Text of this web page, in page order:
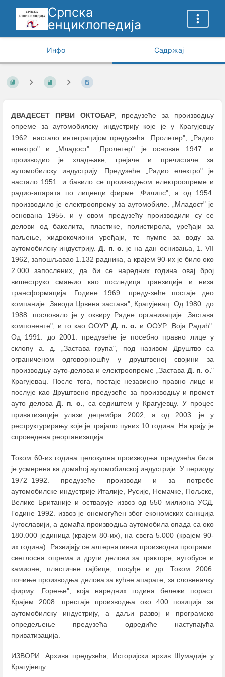
Српска
енциклопедија
Инфо Садржај
ДВАДЕСЕТ ПРВИ ОКТОБАР, предузеће за производњу
опреме за аутомобилску индустрију које је у Крагујевцу
1962. настало интеграцијом предузећа „Пролетер", „Радио
електро" и „Младост". „Пролетер" је основан 1947. и
производио је хладњаке, грејаче и пречистаче за
аутомобилску индустрију. Предузеће „Радио електро" је
настало 1951. и бавило се производњом електроопреме и
радио-апарата по лиценци фирме „Филипс", а од 1954.
производило је електроопрему за аутомобиле. „Младост" је
основана 1955. и у овом предузећу производили су се
делови од бакелита, пластике, полистирола, уређаји за
паљење, хидрокочиони уређаји, те пумпе за воду за
аутомобилску индустрију.Д. п. о. је на дан оснивања, 1. VII
1962, запошљавао 1.132 радника, а крајем 90-их је било око
2.000 запослених, да би се наредних година овај број
вишеструко смањио као последица транзиције и низа
трансформација. Године 1969. преду-зеће постаје део
компаније „Заводи Црвена застава", Крагујевац. Од 1980. до
1988. пословало је у оквиру Радне организације „Застава
компоненте", и то као ООУР Д. п. о. и ООУР „Воја Радић".
Од 1991. до 2001. предузеће је посебно правно лице у
склопу а. д. „Застава група", под називом Друштво са
ограниченом одговорношћу у друштвеној својини за
производњу ауто-делова и електроопреме „Застава Д. п. о."
Крагујевац. После тога, постаје независно правно лице и
послује као Друштвено предузеће за производњу и промет
ауто делова Д. п. о., са седиштем у Крагујевцу. У процес
приватизације улази децембра 2002, а од 2003. је у
реструктурирању које је трајало пуних 10 година. На крају је
спроведена реорганизација.
Током 60-их година целокупна производња предузећа била
је усмерена ка домаћој аутомобилској индустрији. У периоду
1972–1992. предузеће производи и за потребе
аутомобилске индустрије Италије, Русије, Немачке, Пољске,
Велике Британије и остварује извоз од 550 милиона УСД.
Године 1992. извоз је онемогућен због економских санкција
Југославији, а домаћа производња аутомобила опада са око
180.000 јединица (крајем 80-их), на свега 5.000 (крајем 90-
их година). Развијају се алтернативни производни програми:
светлосна опрема и други делови за тракторе, аутобусе и
камионе, пластичне гајбице, посуђе и др. Током 2006.
почиње производња делова за кућне апарате, за словеначку
фирму „Горење", која наредних година бележи пораст.
Крајем 2008. престаје производња око 400 позиција за
аутомобилску индустрију, а даљи развој и програмско
опредељење предузећа одредиће наступајућа
приватизација.
ИЗВОРИ: Архива предузећа; Историјски архив Шумадије у
Крагујевцу.